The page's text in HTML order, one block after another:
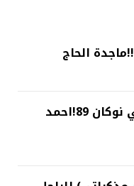
الحاج
جريمة بشعة في نوكان 89!احمد